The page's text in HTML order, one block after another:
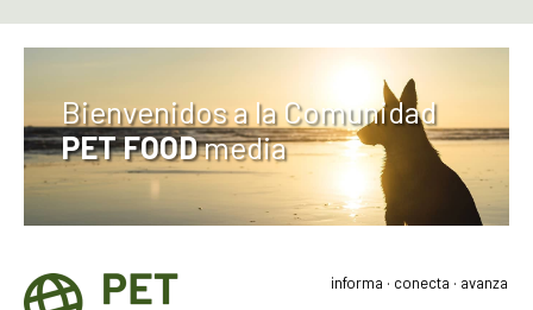
Bienvenidos a la Comunidad
PET FOODmedia
informa · conecta · avanza